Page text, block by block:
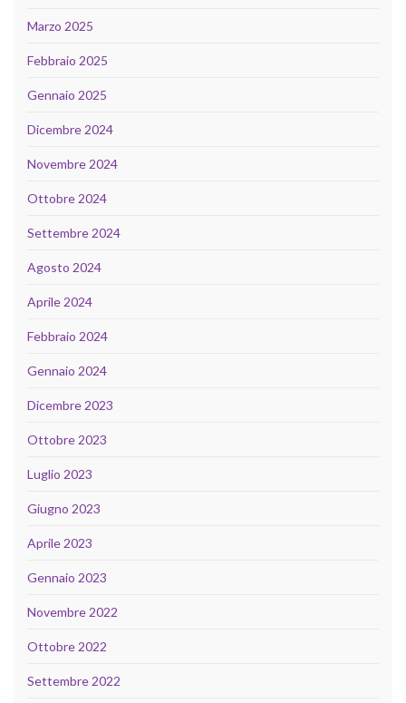
Marzo 2025
Febbraio 2025
Gennaio 2025
Dicembre 2024
Novembre 2024
Ottobre 2024
Settembre 2024
Agosto 2024
Aprile 2024
Febbraio 2024
Gennaio 2024
Dicembre 2023
Ottobre 2023
Luglio 2023
Giugno 2023
Aprile 2023
Gennaio 2023
Novembre 2022
Ottobre 2022
Settembre 2022